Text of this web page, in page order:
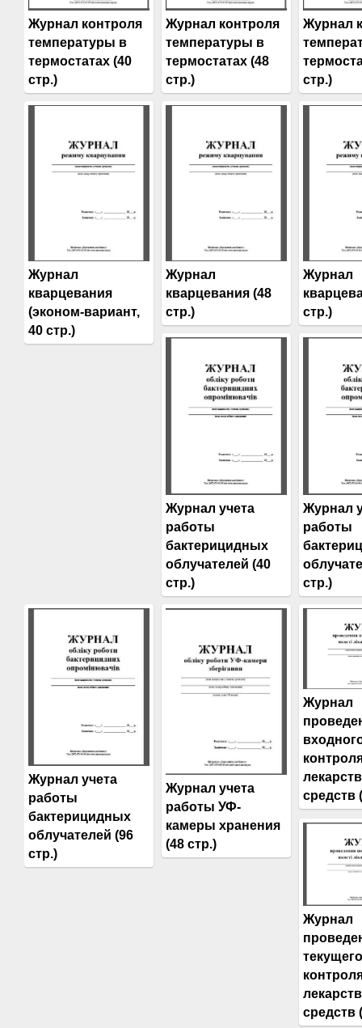
Журнал контроля
температуры в
термостатах (40
стр.)
Журнал контроля
температуры в
термостатах (48
стр.)
Журнал
стр.)
Журнал
кварцевания
(эконом-вариант,
40 стр.)
Журнал
кварцевания (48
стр.)
Журнал
стр.)
Журнал учета
работы
бактерицидных
облучателей (40
стр.)
Журнал
работы
стр.)
Журнал учета
работы
бактерицидных
облучателей (96
стр.)
Журнал учета
работы УФ-
камеры хранения
(48 стр.)
Журнал
средств
Журнал
текущего
средств